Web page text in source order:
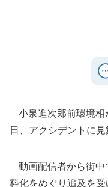
小泉進次郎前環境相
日、アクシデントに見
動画配信者から街中
料化をめぐり追及を受